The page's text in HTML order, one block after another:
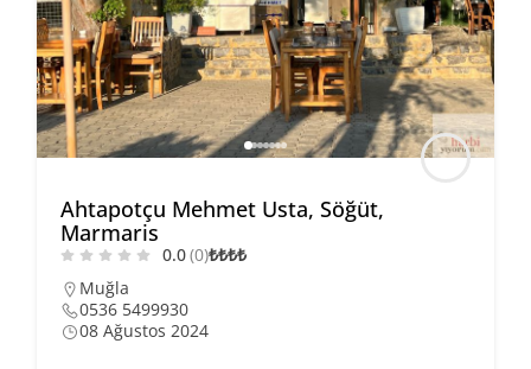
Ahtapotçu Mehmet Usta, Söğüt,
Marmaris
0.0(0)₺₺₺₺
Muğla
0536 5499930
08 Ağustos 2024